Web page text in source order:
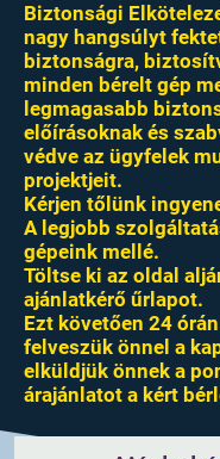
Biztonsági
nagy hangsúlyt
biztonságra,
minden bérelt gép
legmagasabb
előírásoknak és
védve az ügyfelek
projektjeit.
Kérjen tőlünk
A legjobb
gépeink mellé.
Töltse ki az oldal
ajánlatkérő űrlapot.
Ezt követően 24 órán
felveszük önnel a
elküldjük önnek a
árajánlatot a kért